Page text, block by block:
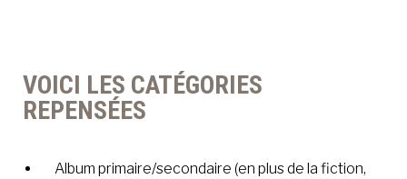
VOICI LES CATÉGORIES
REPENSÉES
Album primaire/secondaire (en plus de la fiction,